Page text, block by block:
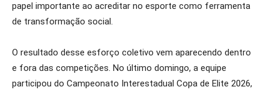
papel importante ao acreditar no esporte como ferramenta
de transformação social.
O resultado desse esforço coletivo vem aparecendo dentro
e fora das competições. No último domingo, a equipe
participou do Campeonato Interestadual Copa de Elite 2026,